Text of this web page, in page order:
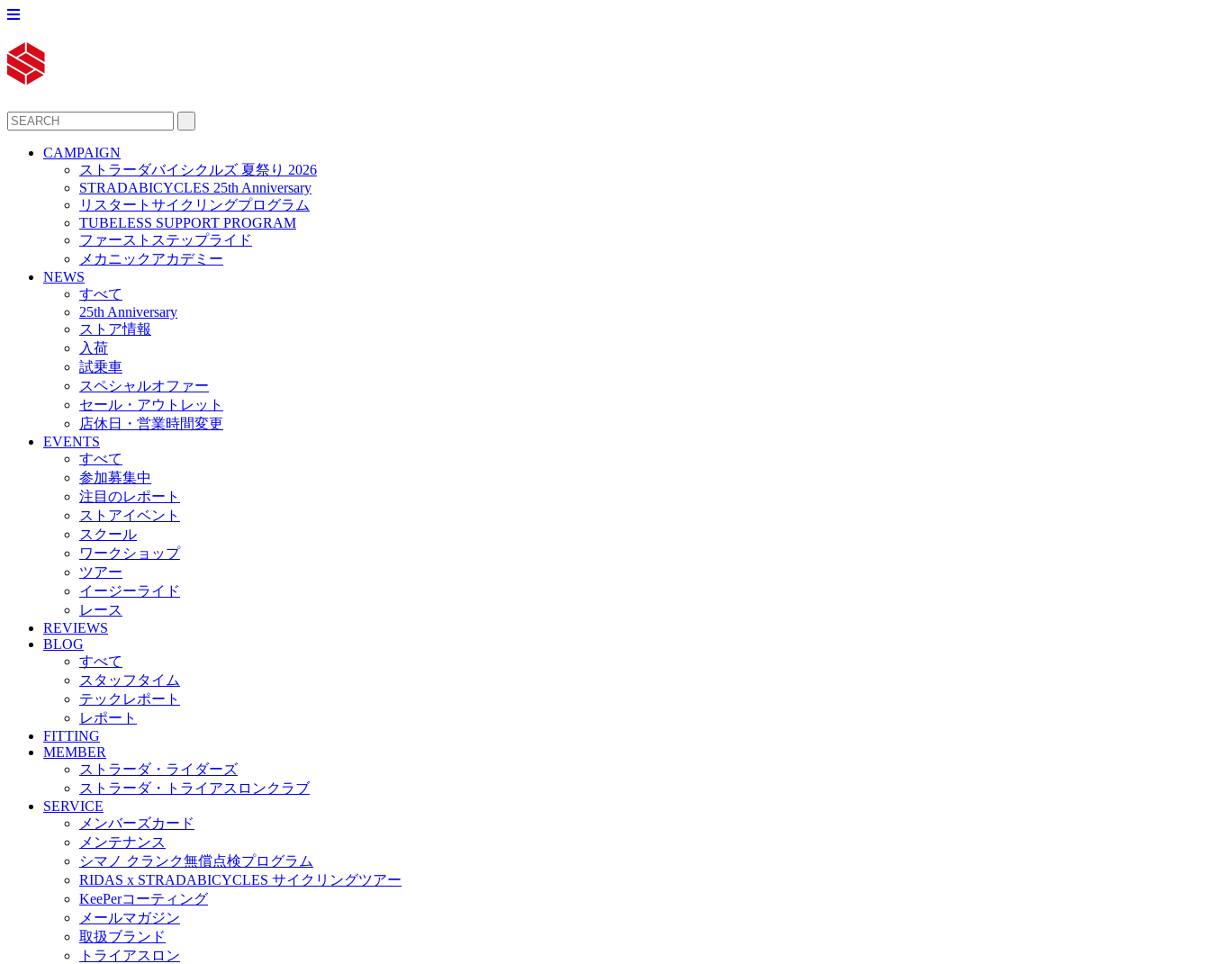
CAMPAIGN
ストラーダバイシクルズ 夏祭り 2026
STRADABICYCLES 25th Anniversary
リスタートサイクリングプログラム
TUBELESS SUPPORT PROGRAM
ファーストステップライド
メカニックアカデミー
NEWS
すべて
25th Anniversary
ストア情報
入荷
試乗車
スペシャルオファー
セール・アウトレット
店休日・営業時間変更
EVENTS
すべて
参加募集中
注目のレポート
ストアイベント
スクール
ワークショップ
ツアー
イージーライド
レース
REVIEWS
BLOG
すべて
スタッフタイム
テックレポート
レポート
FITTING
MEMBER
ストラーダ・ライダーズ
ストラーダ・トライアスロンクラブ
SERVICE
メンバーズカード
メンテナンス
シマノ クランク無償点検プログラム
RIDAS x STRADABICYCLES サイクリングツアー
KeePerコーティング
メールマガジン
取扱ブランド
トライアスロン